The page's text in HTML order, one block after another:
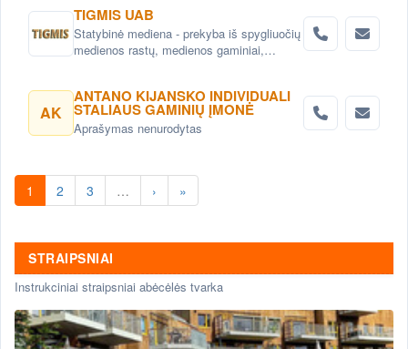
TIGMIS UAB
Statybinė mediena - prekyba iš spygliuočių
medienos rastų, medienos gaminiai,
AK
ANTANO KIJANSKO INDIVIDUALI
STALIAUS GAMINIŲ ĮMONĖ
Aprašymas nenurodytas
1 2 3 … › »
STRAIPSNIAI
Instrukciniai straipsniai abėcėlės tvarka